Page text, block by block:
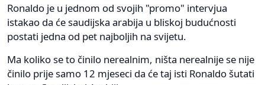
Ronaldo je u jednom od svojih "promo" intervjua
istakao da će saudijska arabija u bliskoj budućnosti
postati jedna od pet najboljih na svijetu.
Ma koliko se to činilo nerealnim, ništa nerealnije se nije
činilo prije samo 12 mjeseci da će taj isti Ronaldo šutati